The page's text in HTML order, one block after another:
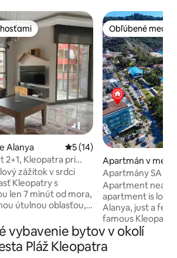
Alanya Priemerné ohodnotenie 5
5 (14)
2+1, Kleopatra pri
zážitok v srdci
Kleopatry s
len 7 minút od mora,
útulnou oblasťou,
trhmi, rybími
v pešej vzdialenosti.
Obľúbené medzi
Obľúbené medzi
Apartmán v
Apartmány SA |
Luxusné 2 izby
Apartment near
apartment is
Alanya, just a
famous Kleopatra Plajı. One
locations in the
promenade with
children’s
vybavenie bytov v okolí
Pláž Kleopatra